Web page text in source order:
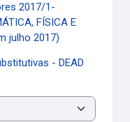
2017/1-
FÍSICA E
julho 2017)
- DEAD